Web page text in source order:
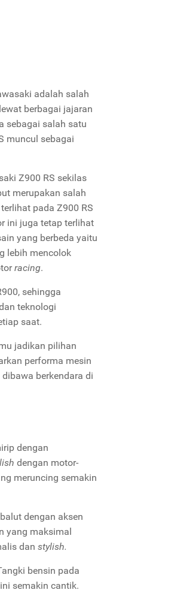
adalah salah
berbagai jajaran
sebagai salah satu
muncul sebagai
Z900 RS sekilas
merupakan salah
pada Z900 RS
ini juga tetap terlihat
yang berbeda yaitu
lebih mencolok
racing.
sehingga
teknologi
saat.
jadikan pilihan
performa mesin
berkendara di
dengan
dengan motor-
meruncing semakin
dengan aksen
yang maksimal
dan stylish.
bensin pada
semakin cantik.